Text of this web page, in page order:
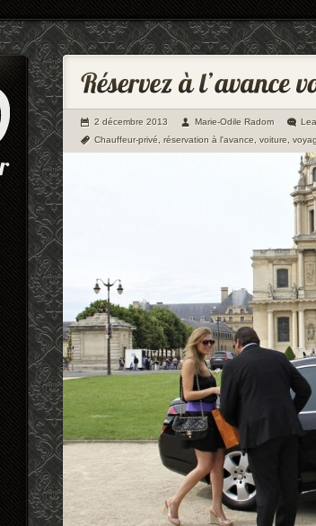
2 décembre 2013 Marie-Odile Radom
Chauffeur-privé
réservation à l'avance voiture